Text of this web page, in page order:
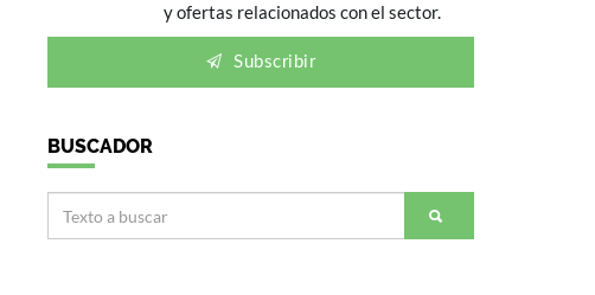
y ofertas relacionados con el sector.
Subscribir
BUSCADOR